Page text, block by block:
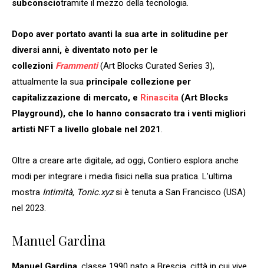
subconsciotramite il mezzo della tecnologia.
Dopo aver portato avanti la sua arte in solitudine per
diversi anni, è diventato noto per le
collezioni Frammenti (Art Blocks Curated Series 3),
attualmente la sua principale collezione per
capitalizzazione di mercato, e Rinascita (Art Blocks
Playground), che lo hanno consacrato tra i venti migliori
artisti NFT a livello globale nel 2021.
Oltre a creare arte digitale, ad oggi, Contiero esplora anche
modi per integrare i media fisici nella sua pratica. L’ultima
mostra Intimità, Tonic.xyzsi è tenuta a San Francisco (USA)
nel 2023.
Manuel Gardina